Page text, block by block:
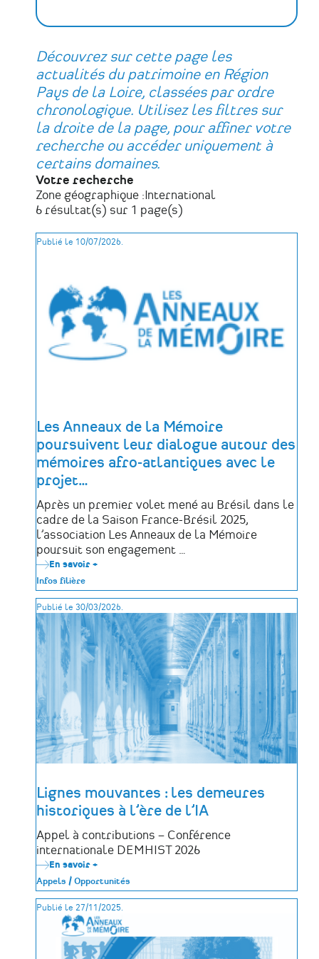
Découvrez sur cette page les
actualités du patrimoine en Région
Pays de la Loire, classées par ordre
chronologique. Utilisez les filtres sur
la droite de la page, pour affiner votre
recherche ou accéder uniquement à
certains domaines.
Votre recherche
Zone géographique : International
6 résultat(s) sur 1 page(s)
Publié le 10/07/2026.
Les Anneaux de la Mémoire
poursuivent leur dialogue autour des
mémoires afro-atlantiques avec le
projet…
Après un premier volet mené au Brésil dans le
cadre de la Saison France-Brésil 2025,
l’association Les Anneaux de la Mémoire
poursuit son engagement …
En savoir +
de
la
Mémoire
poursuivent
leur
dialogue
autour
des
mémoires
afro-
atlantiques
avec
le
projet
DA
Infos filière
Publié le 30/03/2026.
Lignes mouvantes : les demeures
historiques à l’ère de l’IA
Appel à contributions – Conférence
internationale DEMHIST 2026
En savoir +
Lignes
mouvantes
:
les
demeures
historiques
à
l’ère
Appels / Opportunités
Publié le 27/11/2025.